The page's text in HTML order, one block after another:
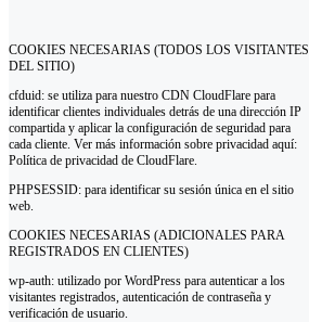
COOKIES NECESARIAS (TODOS LOS VISITANTES
DEL SITIO)
cfduid: se utiliza para nuestro CDN CloudFlare para
identificar clientes individuales detrás de una dirección IP
compartida y aplicar la configuración de seguridad para
cada cliente. Ver más información sobre privacidad aquí:
Política de privacidad de CloudFlare.
PHPSESSID: para identificar su sesión única en el sitio
web.
COOKIES NECESARIAS (ADICIONALES PARA
REGISTRADOS EN CLIENTES)
wp-auth: utilizado por WordPress para autenticar a los
visitantes registrados, autenticación de contraseña y
verificación de usuario.